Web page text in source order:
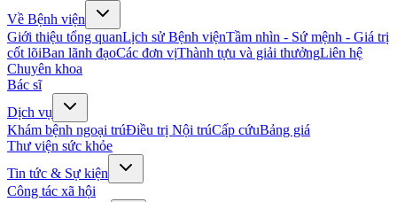
Về Bệnh viện
Giới thiệu tổng quanLịch sử Bệnh việnTầm nhìn - Sứ mệnh - Giá trị
cốt lõiBan lãnh đạoCác đơn vịThành tựu và giải thưởngLiên hệ
Chuyên khoa
Bác sĩ
Dịch vụ
Khám bệnh ngoại trúĐiều trị Nội trúCấp cứuBảng giá
Thư viện sức khỏe
Tin tức & Sự kiện
Công tác xã hội